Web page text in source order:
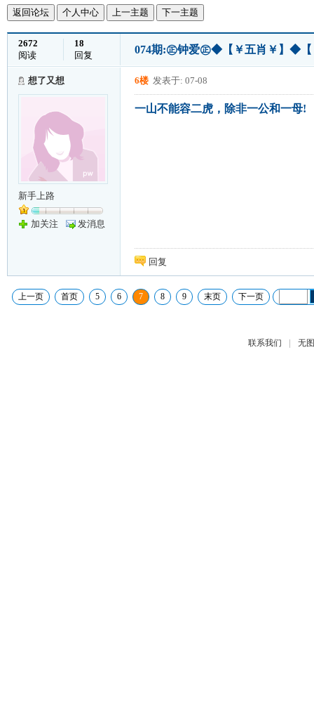
返回论坛 个人中心 上一主题 下一主题
2672
阅读
18
回复
074期:㊣钟爱㊣◆【￥五肖￥】◆
想了又想
新手上路
加关注 发消息
6楼 发表于: 07-08
一山不能容二虎，除非一公和一母!
回复
上一页 首页 5 6 7 8 9 末页 下一页
联系我们 | 无